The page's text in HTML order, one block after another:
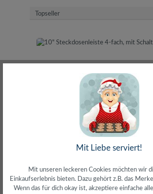
10" Steckdosenleiste 4-fach, mit
Mit Liebe serviert!
Mit unseren leckeren Cookies möchten wir
Einkaufserlebnis bieten. Dazu gehört z.B. das
Wenn das für dich okay ist, akzeptiere einfache